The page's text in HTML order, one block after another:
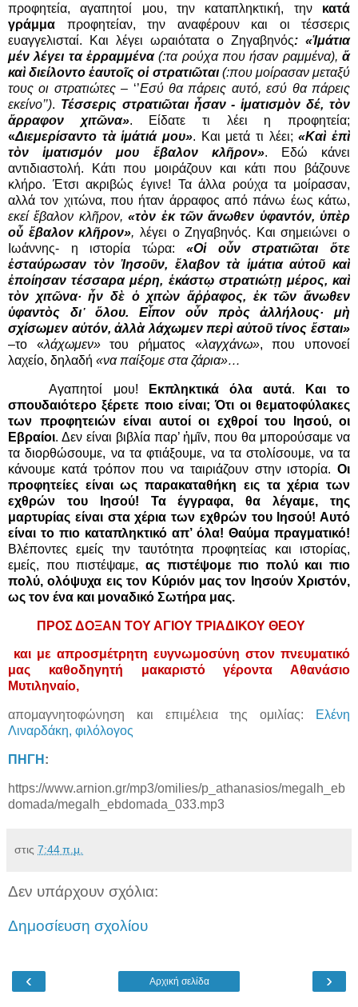
προφητεία, αγαπητοί μου, την καταπληκτική, την κατά
γράμμα προφητείαν, την αναφέρουν και οι τέσσερις
ευαγγελισταί. Και λέγει ωραιότατα ο Ζηγαβηνός: «Ἱμάτια
μέν λέγει τα ἐρραμμένα(:τα ρούχα που ήσαν ραμμένα), ἅ
καὶ διείλοντο ἑαυτοῖς οἱ στρατιῶται (:που μοίρασαν μεταξύ
τους οι στρατιώτες – ‘’Εσύ θα πάρεις αυτό, εσύ θα πάρεις
εκείνο’’). Τέσσερις στρατιῶται ἦσαν - ἱματισμὸν δέ, τὸν
ἄρραφον χιτῶνα». Είδατε τι λέει η προφητεία;
«Διεμερίσαντο τὰ ἱμάτιά μου». Και μετά τι λέει; «Καὶ ἐπὶ
τὸν ἱματισμόν μου ἔβαλον κλῆρον». Εδώ κάνει
αντιδιαστολή. Κάτι που μοιράζουν και κάτι που βάζουνε
κλήρο. Έτσι ακριβώς έγινε! Τα άλλα ρούχα τα μοίρασαν,
αλλά τον χιτώνα, που ήταν άρραφος από πάνω έως κάτω,
εκεί ἔβαλον κλῆρον,«τὸν ἐκ τῶν ἄνωθεν ὑφαντόν, ὑπὲρ
οὗ ἔβαλον κλῆρον», λέγει ο Ζηγαβηνός. Και σημειώνει ο
Ιωάννης- η ιστορία τώρα:«Οἱ οὖν στρατιῶται ὅτε
ἐσταύρωσαν τὸν Ἰησοῦν, ἔλαβον τὰ ἱμάτια αὐτοῦ καὶ
ἐποίησαν τέσσαρα μέρη, ἑκάστῳ στρατιώτῃ μέρος, καὶ
τὸν χιτῶνα· ἦν δὲ ὁ χιτὼν ἄῤῥαφος, ἐκ τῶν ἄνωθεν
ὑφαντὸς δι᾿ ὅλου.
Εἶπον οὖν πρὸς ἀλλήλους· μὴ
σχίσωμεν αὐτόν, ἀλλὰ λάχωμεν περὶ αὐτοῦ τίνος ἔσται»
–το «λάχωμεν»του ρήματος «λαγχάνω», που υπονοεί
λαχείο, δηλαδή «να παίξομε στα ζάρια»…
Αγαπητοί μου! Εκπληκτικά όλα αυτά.
Και το
σπουδαιότερο ξέρετε ποιο είναι; Ότι οι θεματοφύλακες
των προφητειών είναι αυτοί οι εχθροί του Ιησού, οι
Εβραίοι. Δεν είναι βιβλία παρ’ ἡμῖν, που θα μπορούσαμε να
τα διορθώσουμε, να τα φτιάξουμε, να τα στολίσουμε, να τα
κάνουμε κατά τρόπον που να ταιριάζουν στην ιστορία. Οι
προφητείες είναι ως παρακαταθήκη εις τα χέρια των
εχθρών του Ιησού! Τα έγγραφα, θα λέγαμε, της
μαρτυρίας είναι στα χέρια των εχθρών του Ιησού! Αυτό
είναι το πιο καταπληκτικό απ’ όλα! Θαύμα πραγματικό!
Βλέποντες εμείς την ταυτότητα προφητείας και ιστορίας,
εμείς, που πιστέψαμε, ας πιστέψομε πιο πολύ και πιο
πολύ, ολόψυχα εις τον Κύριόν μας τον Ιησούν Χριστόν,
ως τον ένα και μοναδικό Σωτήρα μας.
ΠΡΟΣ ΔΟΞΑΝ ΤΟΥ ΑΓΙΟΥ ΤΡΙΑΔΙΚΟΥ ΘΕΟΥ
και με απροσμέτρητη ευγνωμοσύνη στον πνευματικό
μας καθοδηγητή μακαριστό γέροντα Αθανάσιο
Μυτιληναίο,
απομαγνητοφώνηση και επιμέλεια της ομιλίας:
Ελένη
Λιναρδάκη, φιλόλογος
ΠΗΓΗ :
https://www.arnion.gr/mp3/omilies/p_athanasios/megalh_eb
domada/megalh_ebdomada_033.mp3
στις 7:44 π.μ.
Δεν υπάρχουν σχόλια:
Δημοσίευση σχολίου
‹ ›
Αρχική σελίδα